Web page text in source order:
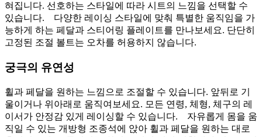
혀집니다. 선호하는 스타일에 따라 시트의 느낌을 선택할 수
있습니다. 다양한 레이싱 스타일에 맞춰 특별한 움직임을 가
능하게 하는 페달과 스티어링 플레이트를 만나보세요. 단단히
고정된 조절 볼트는 오차를 허용하지 않습니다.
궁극의 유연성
휠과 페달을 원하는 느낌으로 조절할 수 있습니다. 앞뒤로 기
울이거나 위아래로 움직여보세요. 모든 연령, 체형, 체구의 레
이서가 안정감 있게 레이싱할 수 있습니다. 자유롭게 몸을 움
직일 수 있는 개방형 조종석에 앉아 휠과 페달을 원하는 대로